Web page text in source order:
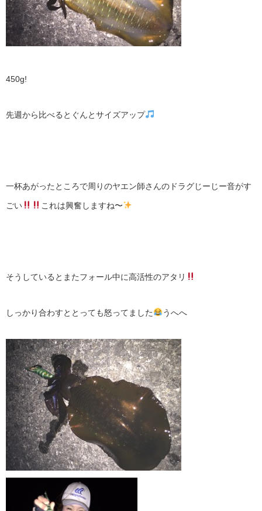
450g!
先週から比べるとぐんとサイズアップ
一杯あがったところで周りのヤエン師さんのドラグじーじー音がす
ごい これは興奮しますね〜
そうしているとまたフォール中に高活性のアタリ
しっかり合わすととっても怒ってました うへへ